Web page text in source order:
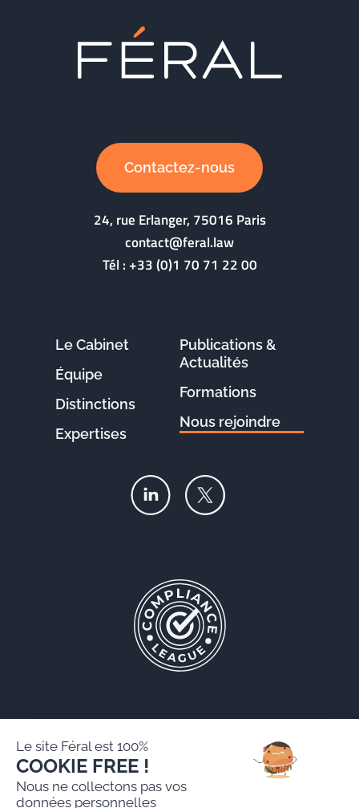
Contactez-nous
24, rue Erlanger, 75016 Paris
contact@feral.law
Tél :+33 (0)1 70 71 22 00
Le Cabinet
Équipe
Distinctions
Expertises
Publications &
Actualités
Formations
Nous rejoindre
Mentions légales
Le site Féral est 100%
COOKIE FREE !
Nous ne collectons pas vos
données personnelles